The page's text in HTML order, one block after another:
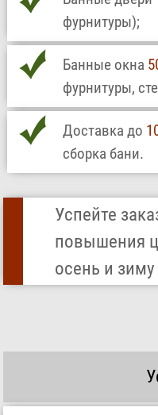
фурнитуры);
Банные окна
фурнитуры,
Доставка до
сборка бани.
Успейте
повышения
осень и